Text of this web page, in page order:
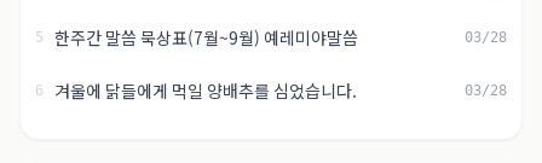
5 한주간 말씀 묵상표(7월~9월) 예레미야말씀 03/28
6 겨울에 닭들에게 먹일 양배추를 심었습니다. 03/28